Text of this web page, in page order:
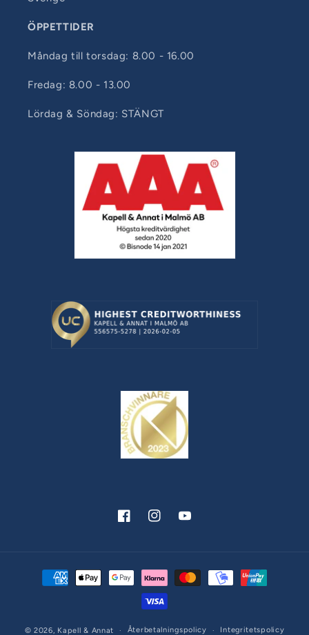
ÖPPETTIDER
Måndag till torsdag: 8.00 - 16.00
Fredag: 8.00 - 13.00
Lördag & Söndag: STÄNGT
FacebookInstagramYouTube
Betalningsmetoder
© 2026, Kapell & Annat Återbetalningspolicy Integritetspolicy